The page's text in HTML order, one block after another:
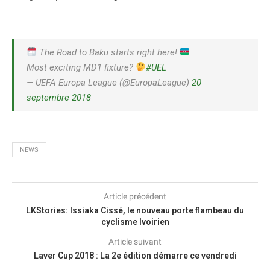
The Road to Baku starts right here!
Most exciting MD1 fixture?
#UEL
— UEFA Europa League (@EuropaLeague) 20
septembre 2018
NEWS
Article précédent
LKStories: Issiaka Cissé, le nouveau porte flambeau du
cyclisme Ivoirien
Article suivant
Laver Cup 2018 : La 2e édition démarre ce vendredi